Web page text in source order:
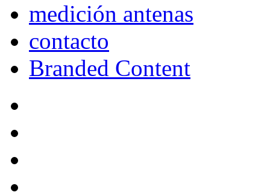
medición antenas
contacto
Branded Content